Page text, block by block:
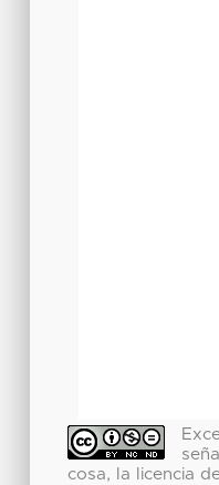
cosa, la licencia